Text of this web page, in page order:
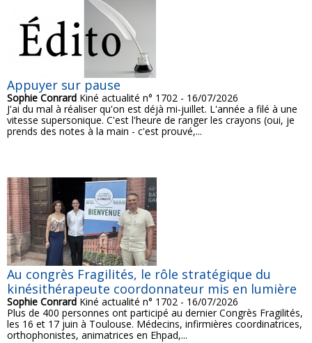
Appuyer sur pause
Sophie Conrard Kiné actualité n° 1702 - 16/07/2026
J'ai du mal à réaliser qu'on est déjà mi-juillet. L'année a filé à une
vitesse supersonique. C'est l'heure de ranger les crayons (oui, je
prends des notes à la main - c'est prouvé,...
Au congrès Fragilités, le rôle stratégique du
kinésithérapeute coordonnateur mis en lumière
Sophie Conrard Kiné actualité n° 1702 - 16/07/2026
Plus de 400 personnes ont participé au dernier Congrès Fragilités,
les 16 et 17 juin à Toulouse. Médecins, infirmières coordinatrices,
orthophonistes, animatrices en Ehpad,...